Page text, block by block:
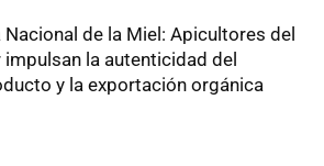
Nacional de la Miel: Apicultores del
impulsan la autenticidad del
y la exportación orgánica